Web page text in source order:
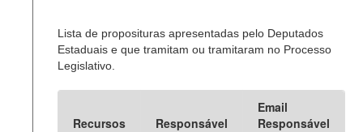
Lista de proposituras apresentadas pelo Deputados
Estaduais e que tramitam ou tramitaram no Processo
Legislativo.
Recursos Responsável
Email
Responsável